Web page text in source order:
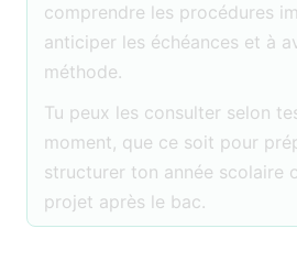
comprendre les procédures
anticiper les échéances et à
méthode.
Tu peux les consulter selon
moment, que ce soit pour
structurer ton année scolaire
projet après le bac.